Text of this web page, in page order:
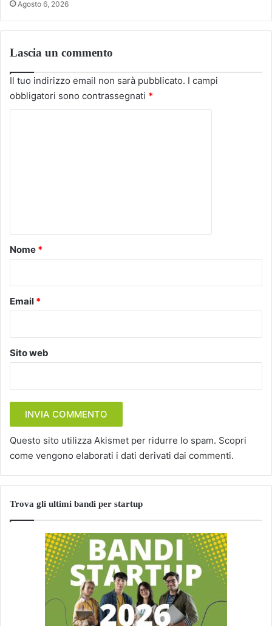
Agosto 6, 2026
Lascia un commento
Il tuo indirizzo email non sarà pubblicato. I campi
obbligatori sono contrassegnati *
o
Nome *
Email *
Sito web
Questo sito utilizza Akismet per ridurre lo spam. Scopri
come vengono elaborati i dati derivati dai commenti.
Trova gli ultimi bandi per startup